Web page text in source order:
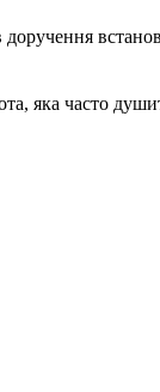
яка часто